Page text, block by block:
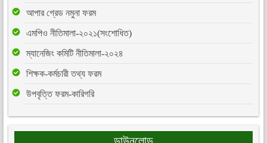
আপার গ্রেড নমুনা ফরম
এমপিও নীতিমালা-২০২১(সংশোধিত)
ম্যানেজিং কমিটি নীতিমালা-২০২৪
শিক্ষক-কর্মচারী তথ্য ফরম
উপবৃত্তি ফরম-কারিগরি